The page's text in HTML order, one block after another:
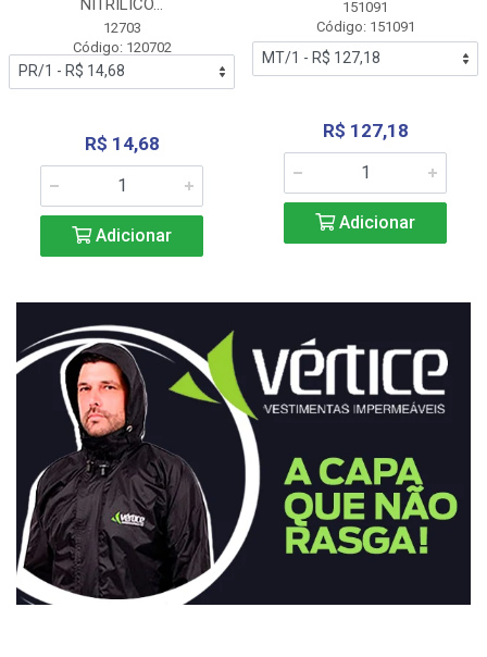
NITRÍLICO...
12703
Código: 120702
R$ 14,68
Adicionar
151091
Código: 151091
R$ 127,18
Adicionar